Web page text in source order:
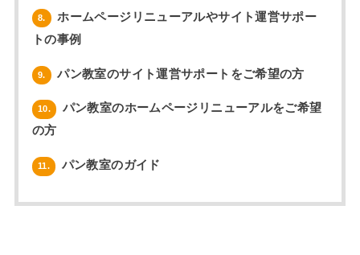
8.
ホームページリニューアルやサイト運営サポー
トの事例
9. パン教室のサイト運営サポートをご希望の方
10.
パン教室のホームページリニューアルをご希望
の方
11. パン教室のガイド